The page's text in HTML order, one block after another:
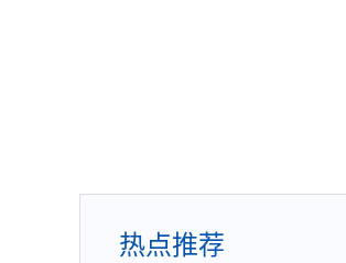
热点推荐